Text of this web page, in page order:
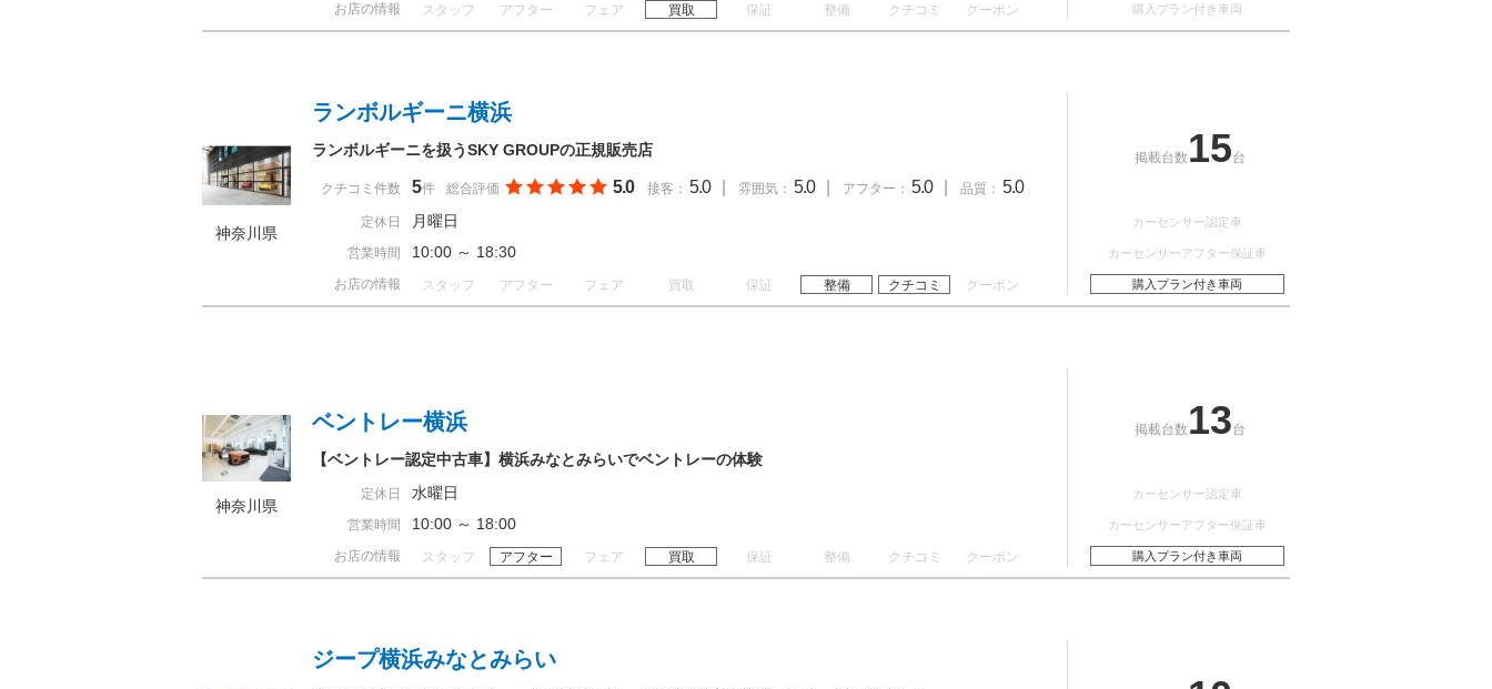
お店の情報 スタッフ アフター フェア 買取 保証 整備 クチコミ クーポン 購入プラン付き車両
神奈川県
ランボルギーニ横浜
ランボルギーニを扱うSKY GROUPの正規販売店
クチコミ件数 5件 総合評価 5.0 接客： 5.0 雰囲気： 5.0 アフター： 5.0 品質： 5.0
定休日 月曜日
営業時間 10:00 ～ 18:30
お店の情報 スタッフ アフター フェア 買取 保証 整備 クチコミ クーポン
掲載台数 15台
カーセンサー認定車
カーセンサーアフター保証車
購入プラン付き車両
神奈川県
ベントレー横浜
【ベントレー認定中古車】横浜みなとみらいでベントレーの体験
定休日 水曜日
営業時間 10:00 ～ 18:00
お店の情報 スタッフ アフター フェア 買取 保証 整備 クチコミ クーポン
掲載台数 13台
カーセンサー認定車
カーセンサーアフター保証車
購入プラン付き車両
ジープ横浜みなとみらい